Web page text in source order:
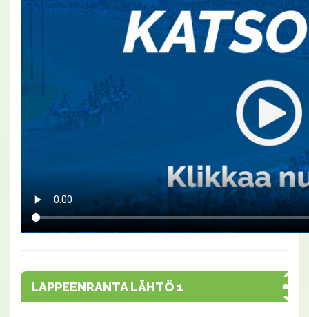
LAPPEENRANTA LÄHTÖ 1